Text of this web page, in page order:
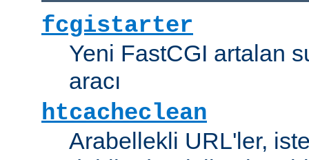
fcgistarter
Yeni FastCGI artalan
aracı
htcacheclean
Arabellekli URL'ler,